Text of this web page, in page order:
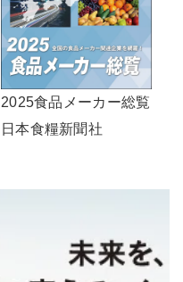
2025食品メーカー総覧
日本食糧新聞社